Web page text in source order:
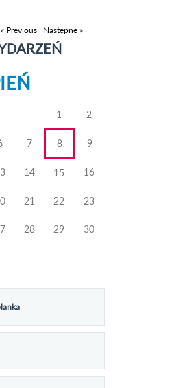
« Previous | Następne »
1 2
7 8 9
14 15 16
21 22 23
28 29 30